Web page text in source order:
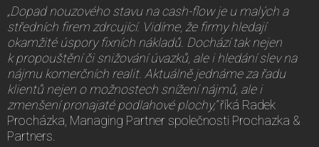
„Dopad nouzového stavu na cash-flow je u malých a
středních firem zdrcující. Vidíme, že firmy hledají
okamžité úspory fixních nákladů. Dochází tak nejen
k propouštění či snižování úvazků, ale i hledání slev na
nájmu komerčních realit. Aktuálně jednáme za řadu
klientů nejen o možnostech snížení nájmů, ale i
zmenšení pronajaté podlahové plochy,“říká Radek
Procházka, Managing Partner společnosti Prochazka &
Partners.